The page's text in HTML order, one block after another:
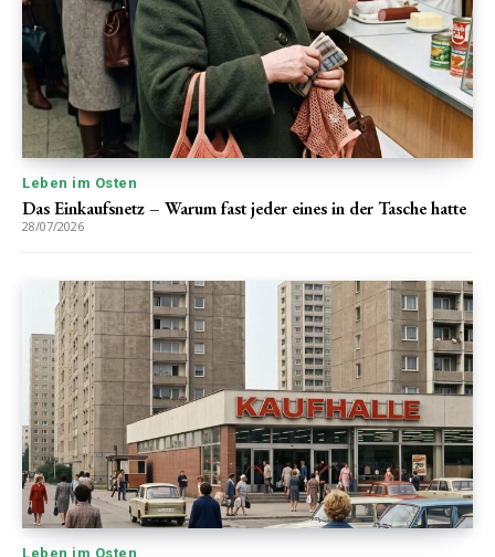
Leben im Osten
Das Einkaufsnetz – Warum fast jeder eines in der Tasche hatte
28/07/2026
Leben im Osten